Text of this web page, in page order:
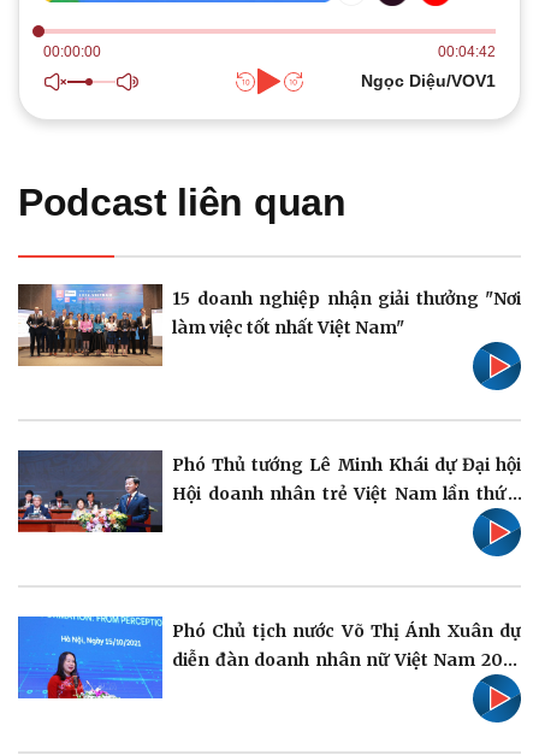
Bất động sản
Khởi nghiệp
Tiêu dùng
Chứng khoán
Giá cà phê
Pháp luật
Vụ án
Tin nóng
Tư vấn luật
Vũ khí
Thể thao
Lịch thi đấu bóng đá
Xe máy
00:00:00 00:04:42
Ngọc Diệu/VOV1
Podcast liên quan
15 doanh nghiệp nhận giải thưởng "Nơi
làm việc tốt nhất Việt Nam"
Phó Thủ tướng Lê Minh Khái dự Đại hội
Hội doanh nhân trẻ Việt Nam lần thứ 7
Phó Chủ tịch nước Võ Thị Ánh Xuân dự
diễn đàn doanh nhân nữ Việt Nam 2021